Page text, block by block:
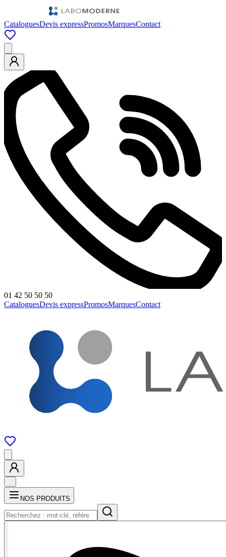
CataloguesDevis expressPromosMarquesContact
01 42 50 50 50
CataloguesDevis expressPromosMarquesContact
NOS PRODUITS